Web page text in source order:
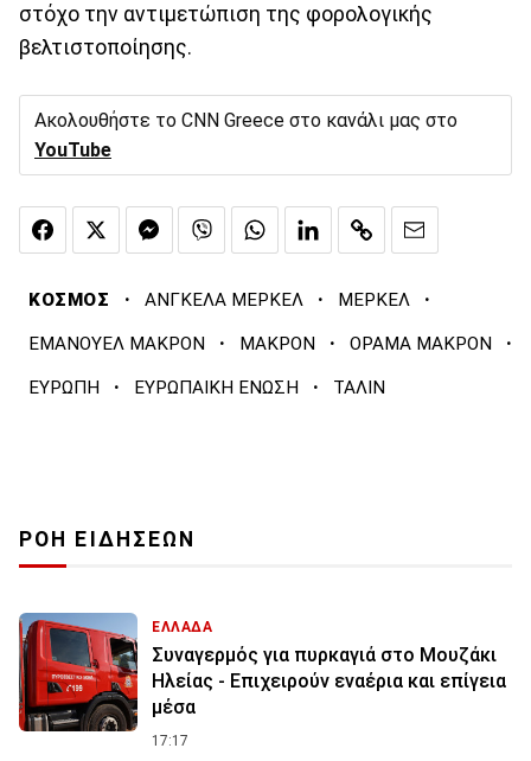
στόχο την αντιμετώπιση της φορολογικής
βελτιστοποίησης.
Ακολουθήστε το CNN Greece στο κανάλι μας στο
YouTube
ΚΟΣΜΟΣ · ΑΝΓΚΕΛΑ ΜΕΡΚΕΛ · ΜΕΡΚΕΛ ·
ΕΜΑΝΟΥΕΛ ΜΑΚΡΟΝ · ΜΑΚΡΟΝ · ΟΡΑΜΑ ΜΑΚΡΟΝ ·
ΕΥΡΩΠΗ · ΕΥΡΩΠΑΙΚΗ ΕΝΩΣΗ · ΤΑΛΙΝ
ΡΟΗ ΕΙΔΗΣΕΩΝ
ΕΛΛΑΔΑ
Συναγερμός για πυρκαγιά στο Μουζάκι
Ηλείας - Επιχειρούν εναέρια και επίγεια
μέσα
17:17